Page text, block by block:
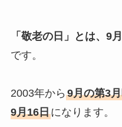
「敬老の日」とは、9
です。
2003年から 9月の第3
9月16日になります。